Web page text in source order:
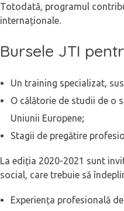
Totodată, programul
internaționale.
Bursele JTI
Un training specializat,
O călătorie de studii de o
Uniunii Europene;
Stagii de pregătire
La ediția 2020-2021 sunt
social, care trebuie să
Experiența profesională